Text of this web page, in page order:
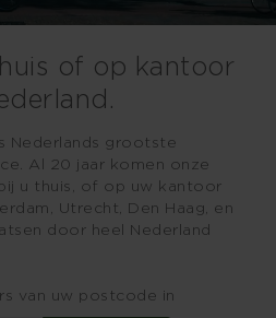
of op kantoor
Nederlands grootste
Al 20 jaar komen onze
u thuis, of op uw kantoor
Utrecht, Den Haag, en
door heel Nederland
van uw postcode in